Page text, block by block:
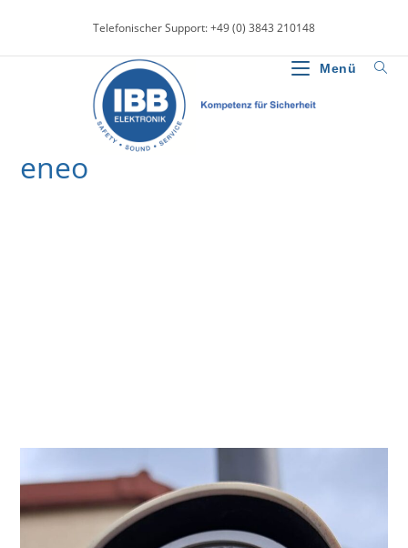
springen
Telefonischer Support: +49 (0) 3843 210148
Menü
eneo